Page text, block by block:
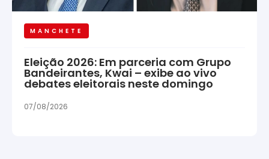
MANCHETE
Eleição 2026: Em parceria com Grupo
Bandeirantes, Kwai – exibe ao vivo
debates eleitorais neste domingo
07/08/2026